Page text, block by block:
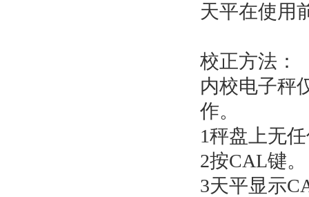
天平在使用
校正方法：
内校电子秤
作。
1秤盘上无
2按CAL键。
3天平显示